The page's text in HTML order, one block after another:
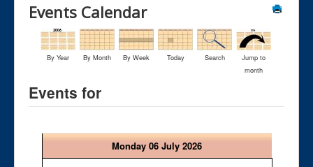
Events Calendar
By Year By Month By Week Today Search
Jump to
month
Events for
Monday 06 July 2026